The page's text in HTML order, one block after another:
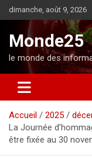
l
o
n
dimanche, août 9, 2026
Monde25
le monde des
Accueil 2025
La Journée
être fixée au 30